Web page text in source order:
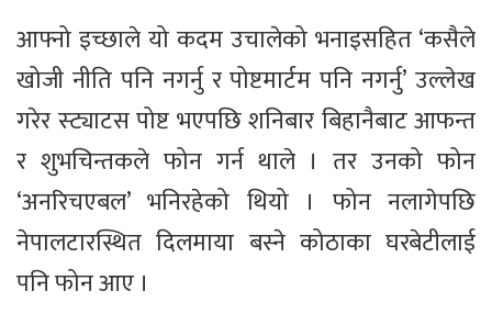
आफ्नो इच्छाले यो कदम उचालेको भनाइसहित ‘कसैले
खोजी नीति पनि नगर्नु र पोष्टमार्टम पनि नगर्नु’ उल्लेख
गरेर स्ट्याटस पोष्ट भएपछि शनिबार बिहानैबाट आफन्त
र शुभचिन्तकले फोन गर्न थाले । तर उनको फोन
‘अनरिचएबल’ भनिरहेको थियो । फोन नलागेपछि
नेपालटारस्थित दिलमाया बस्ने कोठाका घरबेटीलाई
पनि फोन आए ।